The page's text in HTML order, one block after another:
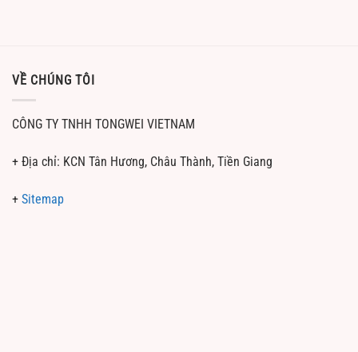
VỀ CHÚNG TÔI
CÔNG TY TNHH TONGWEI VIETNAM
+ Địa chỉ: KCN Tân Hương, Châu Thành, Tiền Giang
+ Sitemap